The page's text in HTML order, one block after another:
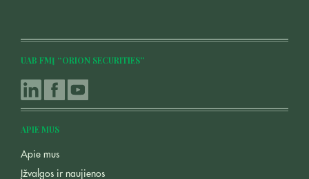
UAB FMĮ “ORION SECURITIES”
APIE MUS
Apie mus
Įžvalgos ir naujienos